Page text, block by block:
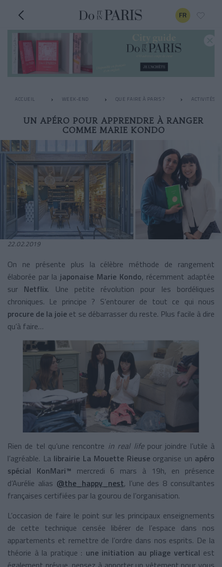
FR
ACCUEIL WEEK-END QUE FAIRE À PARIS ? ACTIVITÉS
UN APÉRO POUR APPRENDRE À RANGER
COMME MARIE KONDO
22.02.2019
On ne présente plus la célèbre méthode de rangement
élaborée par la japonaise Marie Kondo, récemment adaptée
sur Netflix. Une petite révolution pour les bordéliques
chroniques. Le principe ? S’entourer de tout ce qui nous
procure de la joie et se débarrasser du reste. Plus facile à dire
qu’à faire…
Rien de tel qu’une rencontre in real lifepour joindre l’utile à
l’agréable. La librairie La Mouette Rieuse organise un apéro
spécial KonMari™ mercredi 6 mars à 19h, en présence
d’Aurélie alias @the_happy_nest, l’une des 8 consultantes
françaises certifiées par la gourou de l’organisation.
L’occasion de faire le point sur les principaux enseignements
de cette technique censée libérer de l’espace dans nos
appartements et remettre de l’ordre dans nos esprits. De la
théorie à la pratique : une initiation au pliage vertical est